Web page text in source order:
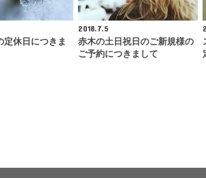
定休日につきま
2018.7.5
赤木の土日祝日のご新規様の
ご予約につきまして